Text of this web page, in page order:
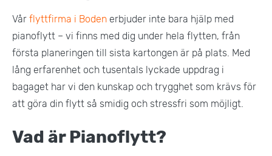
Vår flyttfirma i Boden erbjuder inte bara hjälp med
pianoflytt – vi finns med dig under hela flytten, från
första planeringen till sista kartongen är på plats. Med
lång erfarenhet och tusentals lyckade uppdrag i
bagaget har vi den kunskap och trygghet som krävs för
att göra din flytt så smidig och stressfri som möjligt.
Vad är Pianoflytt?